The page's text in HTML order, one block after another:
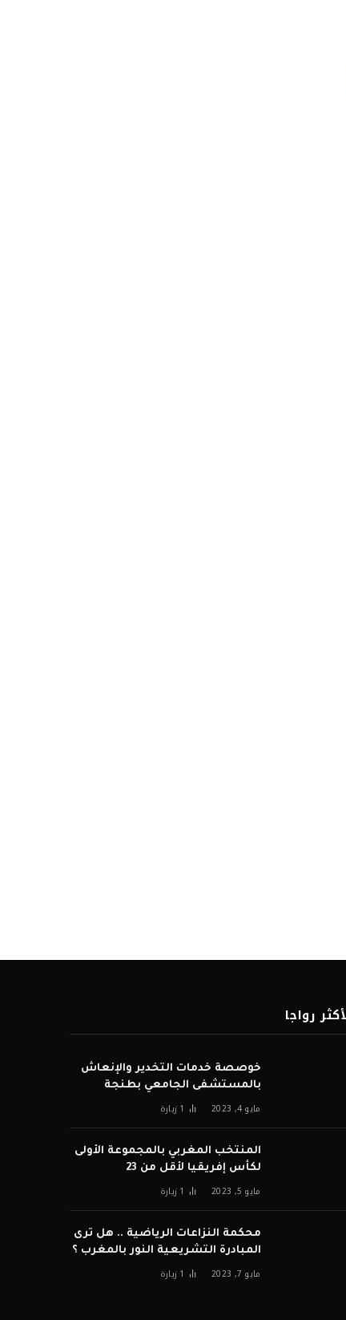
رواجا
خوصصة خدمات التخدير والإنعاش
بالمستشفى الجامعي بطنجة
مايو 4, 2023 1 زيارة
المنتخب المغربي بالمجموعة الأولى
لكأس إفريقيا لأقل من 23
مايو 5, 2023 1 زيارة
محكمة النزاعات الرياضية .. هل ترى
المبادرة التشريعية النور بالمغرب ؟
مايو 7, 2023 1 زيارة